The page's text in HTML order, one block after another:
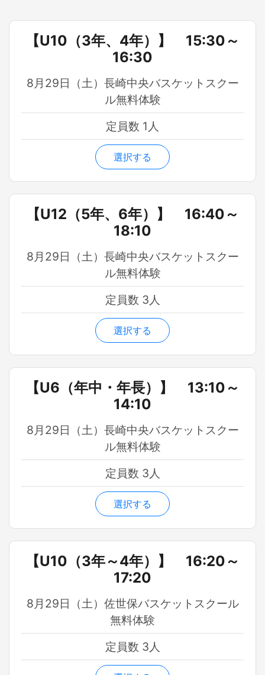
【U10（3年、4年）】 15:30～
16:30
8月29日（土）長崎中央バスケットスクー
ル無料体験
定員数 1人
選択する
【U12（5年、6年）】 16:40～
18:10
8月29日（土）長崎中央バスケットスクー
ル無料体験
定員数 3人
選択する
【U6（年中・年長）】 13:10～
14:10
8月29日（土）長崎中央バスケットスクー
ル無料体験
定員数 3人
選択する
【U10（3年～4年）】 16:20～
17:20
8月29日（土）佐世保バスケットスクール
無料体験
定員数 3人